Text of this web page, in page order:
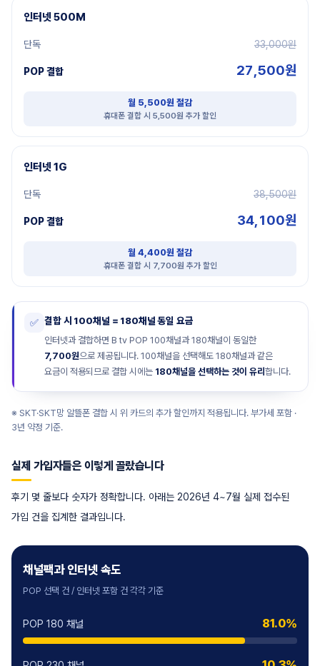
인터넷 500M
단독 33,000원
POP 결합 27,500원
월 5,500원 절감
휴대폰 결합 시 5,500원 추가 할인
인터넷 1G
단독 38,500원
POP 결합 34,100원
월 4,400원 절감
휴대폰 결합 시 7,700원 추가 할인
✅ 결합 시 100채널 = 180채널 동일 요금
인터넷과 결합하면 B tv POP 100채널과 180채널이 동일한
7,700원으로 제공됩니다. 100채널을 선택해도 180채널과 같은
요금이 적용되므로 결합 시에는 180채널을 선택하는 것이 유리 합니다.
※ SKT·SKT망 알뜰폰 결합 시 위 카드의 추가 할인까지 적용됩니다. 부가세 포함 ·
3년 약정 기준.
실제 가입자들은 이렇게 골랐습니다
후기 몇 줄보다 숫자가 정확합니다. 아래는 2026년 4~7월 실제 접수된
가입 건을 집계한 결과입니다.
채널팩과 인터넷 속도
POP 선택 건 / 인터넷 포함 건 각각 기준
POP 180 채널 81.0%